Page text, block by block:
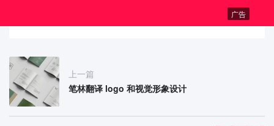
广告
上一篇
笔林翻译 logo 和视觉形象设计